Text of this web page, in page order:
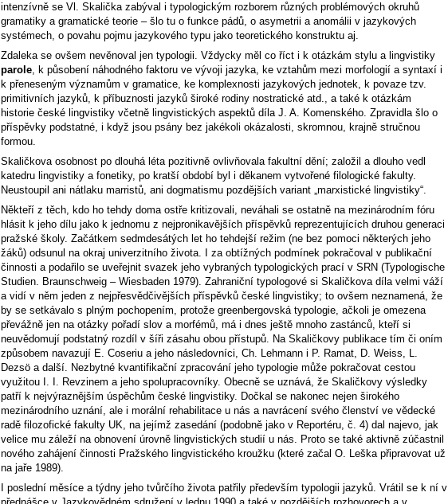
intenzívně se Vl. Skalička zabýval i typologickým rozborem různých problémových okruhů
gramatiky a gramatické teorie – šlo tu o funkce pádů, o asymetrii a anomálii v jazykových
systémech, o povahu pojmu jazykového typu jako teoretického konstruktu aj.
Zdaleka se ovšem nevěnoval jen typologii. Vždycky měl co říct i k otázkám stylu a lingvistiky
parole, k působení náhodného faktoru ve vývoji jazyka, ke vztahům mezi morfologií a syntaxí i
k přeneseným významům v gramatice, ke komplexnosti jazykových jednotek, k povaze tzv.
primitivních jazyků, k příbuznosti jazyků široké rodiny nostratické atd., a také k otázkám
historie české lingvistiky včetně lingvistických aspektů díla J. A. Komenského. Zpravidla šlo o
příspěvky podstatné, i když jsou psány bez jakékoli okázalosti, skromnou, krajně stručnou
formou.
Skaličkova osobnost po dlouhá léta pozitivně ovlivňovala fakultní dění; založil a dlouho vedl
katedru lingvistiky a fonetiky, po kratší období byl i děkanem vytvořené filologické fakulty.
Neustoupil ani nátlaku marristů, ani dogmatismu pozdějších variant „marxistické lingvistiky“.
Někteří z těch, kdo ho tehdy doma ostře kritizovali, neváhali se ostatně na mezinárodním fóru
hlásit k jeho dílu jako k jednomu z nejpronikavějších příspěvků reprezentujících druhou generaci
pražské školy. Začátkem sedmdesátých let ho tehdejší režim (ne bez pomoci některých jeho
žáků) odsunul na okraj univerzitního života. I za obtížných podmínek pokračoval v publikační
činnosti a podařilo se uveřejnit svazek jeho vybraných typologických prací v SRN (Typologische
Studien. Braunschweig – Wiesbaden 1979). Zahraniční typologové si Skaličkova díla velmi váží
a vidí v něm jeden z nejpřesvědčivějších příspěvků české lingvistiky; to ovšem neznamená, že
by se setkávalo s plným pochopením, protože greenbergovská typologie, ačkoli je omezena
převážně jen na otázky pořadí slov a morfémů, má i dnes ještě mnoho zastánců, kteří si
neuvědomují podstatný rozdíl v šíři zásahu obou přístupů. Na Skaličkovy publikace tím či oním
způsobem navazují E. Coseriu a jeho následovníci, Ch. Lehmann i P. Ramat, D. Weiss, L.
Dezsö a další. Nezbytné kvantifikační zpracování jeho typologie může pokračovat cestou
využitou I. I. Revzinem a jeho spolupracovníky. Obecně se uznává, že Skaličkovy výsledky
patří k nejvýraznějším úspěchům české lingvistiky. Dočkal se nakonec nejen širokého
mezinárodního uznání, ale i morální rehabilitace u nás a navrácení svého členství ve vědecké
radě filozofické fakulty UK, na jejímž zasedání (podobně jako v Reportéru, č. 4) dal najevo, jak
velice mu záleží na obnovení úrovně lingvistických studií u nás. Proto se také aktivně zúčastnil
nového zahájení činnosti Pražského lingvistického kroužku (které začal O. Leška připravovat už
na jaře 1989).
I poslední měsíce a týdny jeho tvůrčího života patřily především typologii jazyků. Vrátil se k ní v